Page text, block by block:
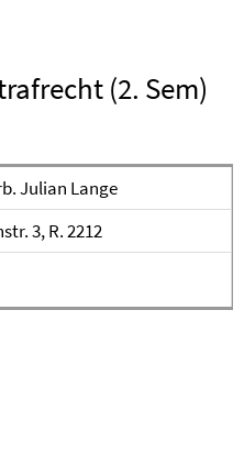
(2. Sem)
Julian Lange
3, R. 2212